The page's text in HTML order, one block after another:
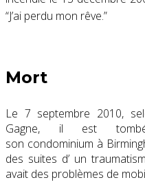
“J’ai perdu mon rêve.”
Mort
Le 7 septembre 2010,
Gagne, il est
son condominium à
des suites d’ un
avait des problèmes de